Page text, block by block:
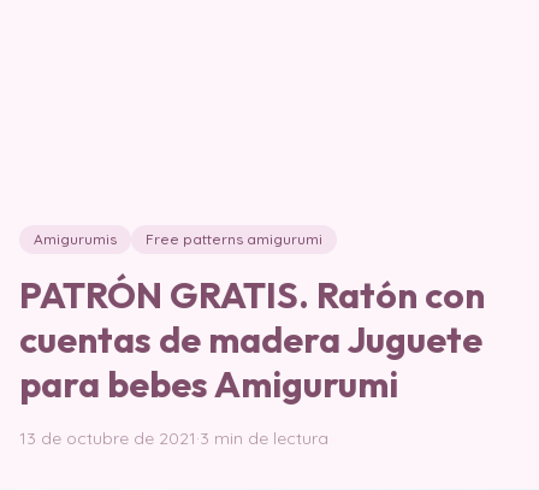
Amigurumis Free patterns amigurumi
PATRÓN GRATIS. Ratón con
cuentas de madera Juguete
para bebes Amigurumi
13 de octubre de 2021·3 min de lectura